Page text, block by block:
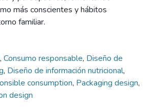
más conscientes y hábitos
familiar.
, Consumo responsable, Diseño de
, Diseño de información nutricional,
consumption, Packaging design,
design